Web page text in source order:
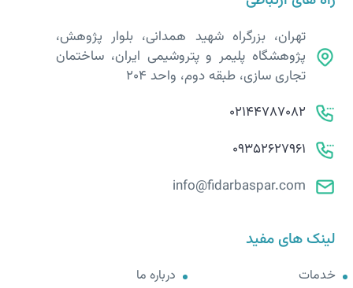
تهران، بزرگراه شهید همدانی، بلوار پژوهش،
پژوهشگاه پلیمر و پتروشیمی ایران، ساختمان
تجاری سازی، طبقه دوم، واحد 204
02144787082
09352627961
info@fidarbaspar.com
لینک های مفید
خدمات درباره ما